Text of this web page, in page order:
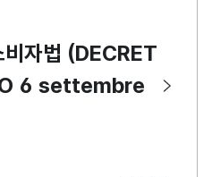
자법 (DECRET
6 settembre